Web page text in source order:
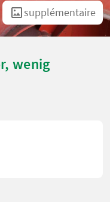
supplémentaire
wenig